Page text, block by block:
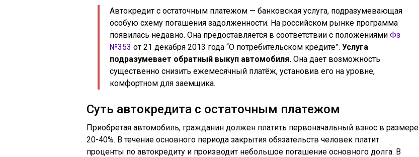
Автокредит с остаточным платежом — банковская услуга, подразумевающая
особую схему погашения задолженности. На российском рынке программа
появилась недавно. Она предоставляется в соответствии с положениями Фз
№353 от 21 декабря 2013 года “О потребительском кредите”. Услуга
подразумевает обратный выкуп автомобиля. Она дает возможность
существенно снизить ежемесячный платёж, установив его на уровне,
комфортном для заемщика.
Суть автокредита с остаточным платежом
Приобретая автомобиль, гражданин должен платить первоначальный взнос в размере
20-40%. В течение основного периода закрытия обязательств человек платит
проценты по автокредиту и производит небольшое погашение основного долга. В